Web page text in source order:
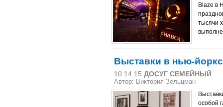
Blaze в
тысячи
Выставки в нью-
10.14.15 ДОСУГ СЕМЕЙНЫЙ
Автор: Виктория Зельцман
особой